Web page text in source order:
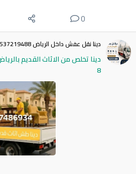
0
دينا نقل عفش داخل الرياض 0537219488
8